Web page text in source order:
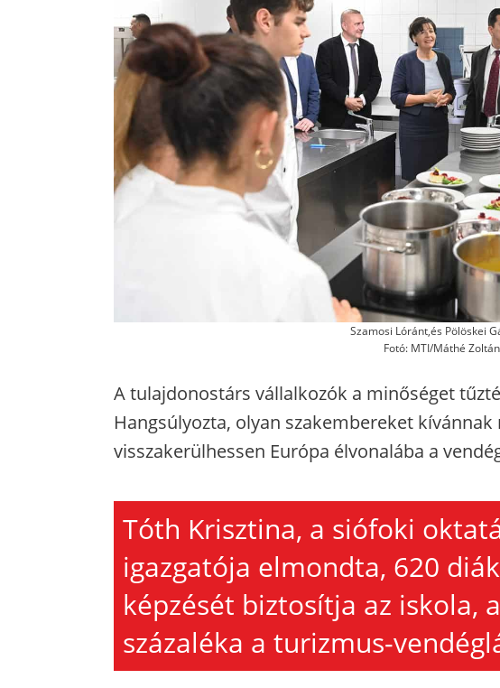
Szamosi Lóránt,és Pölöskei
Fotó: MTI/Máthé Zoltán
A tulajdonostárs vállalkozók a minőséget
Hangsúlyozta, olyan szakembereket
visszakerülhessen Európa élvonalába a
Tóth Krisztina, a siófoki
igazgatója elmondta, 620
képzését biztosítja az iskola,
százaléka a turizmus-